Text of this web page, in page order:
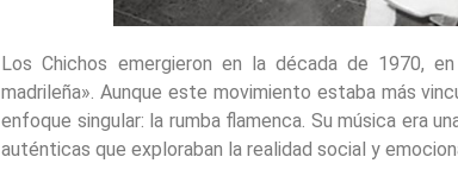
Los Chichos emergieron en la década de 1970,
madrileña». Aunque este movimiento estaba más
enfoque singular: la rumba flamenca. Su música era
auténticas que exploraban la realidad social y